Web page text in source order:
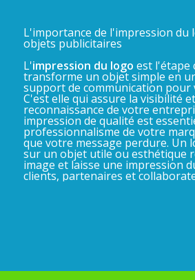
L'importance de l'impression du
objets publicitaires
L'impression du logo est l'étape
transforme un objet simple en
support de communication pour
C'est elle qui assure la visibilité
reconnaissance de votre
impression de qualité est
professionnalisme de votre
que votre message perdure. Un
sur un objet utile ou esthétique
image et laisse une impression
clients, partenaires et